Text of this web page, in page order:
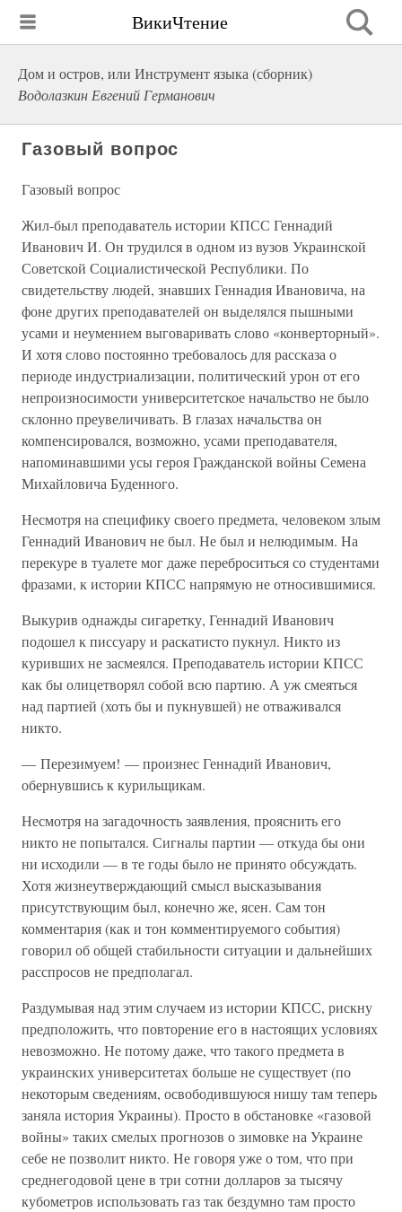
ВикиЧтение
Дом и остров, или Инструмент языка (сборник)
Водолазкин Евгений Германович
Газовый вопрос
Газовый вопрос
Жил-был преподаватель истории КПСС Геннадий
Иванович И. Он трудился в одном из вузов Украинской
Советской Социалистической Республики. По
свидетельству людей, знавших Геннадия Ивановича, на
фоне других преподавателей он выделялся пышными
усами и неумением выговаривать слово «конверторный».
И хотя слово постоянно требовалось для рассказа о
периоде индустриализации, политический урон от его
непроизносимости университетское начальство не было
склонно преувеличивать. В глазах начальства он
компенсировался, возможно, усами преподавателя,
напоминавшими усы героя Гражданской войны Семена
Михайловича Буденного.
Несмотря на специфику своего предмета, человеком злым
Геннадий Иванович не был. Не был и нелюдимым. На
перекуре в туалете мог даже переброситься со студентами
фразами, к истории КПСС напрямую не относившимися.
Выкурив однажды сигаретку, Геннадий Иванович
подошел к писсуару и раскатисто пукнул. Никто из
куривших не засмеялся. Преподаватель истории КПСС
как бы олицетворял собой всю партию. А уж смеяться
над партией (хоть бы и пукнувшей) не отваживался
никто.
— Перезимуем! — произнес Геннадий Иванович,
обернувшись к курильщикам.
Несмотря на загадочность заявления, прояснить его
никто не попытался. Сигналы партии — откуда бы они
ни исходили — в те годы было не принято обсуждать.
Хотя жизнеутверждающий смысл высказывания
присутствующим был, конечно же, ясен. Сам тон
комментария (как и тон комментируемого события)
говорил об общей стабильности ситуации и дальнейших
расспросов не предполагал.
Раздумывая над этим случаем из истории КПСС, рискну
предположить, что повторение его в настоящих условиях
невозможно. Не потому даже, что такого предмета в
украинских университетах больше не существует (по
некоторым сведениям, освободившуюся нишу там теперь
заняла история Украины). Просто в обстановке «газовой
войны» таких смелых прогнозов о зимовке на Украине
себе не позволит никто. Не говоря уже о том, что при
среднегодовой цене в три сотни долларов за тысячу
кубометров использовать газ так бездумно там просто